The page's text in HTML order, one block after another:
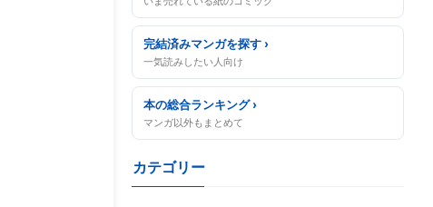
完結済みマンガを探す ›
一気読みしたい人向け
本の総合ランキング ›
マンガ以外もまとめて
カテゴリー